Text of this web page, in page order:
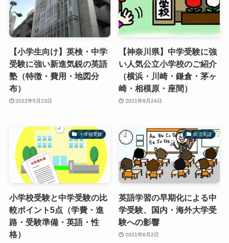
【小学生向け】英検・中学
受験に強い新進気鋭の英語
塾（特徴・費用・地図分
布）
2022年5月23日
【神奈川県】中学受験に強
い人気公立小学校のご紹介
（横浜・川崎・鎌倉・茅ヶ
崎・相模原・座間）
2021年8月24日
小学校受験
小学校受験と中学受験の比
較ポイント5点（学費・進
路・受験準備・英語・性
格）
幼児英語
英語学習の早期化による中
学受験、国内・海外大学受
験への影響
2021年6月2日